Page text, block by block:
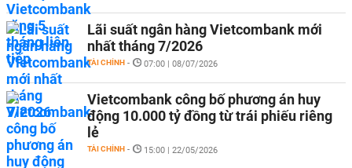
Lãi suất ngân hàng Vietcombank mới
nhất tháng 7/2026
TÀI CHÍNH - 07:00 | 08/07/2026
Vietcombank công bố phương án huy
động 10.000 tỷ đồng từ trái phiếu riêng
lẻ
TÀI CHÍNH - 15:00 | 22/05/2026